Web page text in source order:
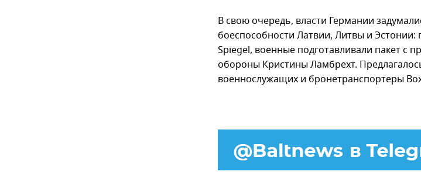
В свою очередь, власти Германии
боеспособности Латвии, Литвы и
Spiegel, военные подготавливали пакет с
обороны Кристины Ламбрехт.
военнослужащих и бронетранспортеры